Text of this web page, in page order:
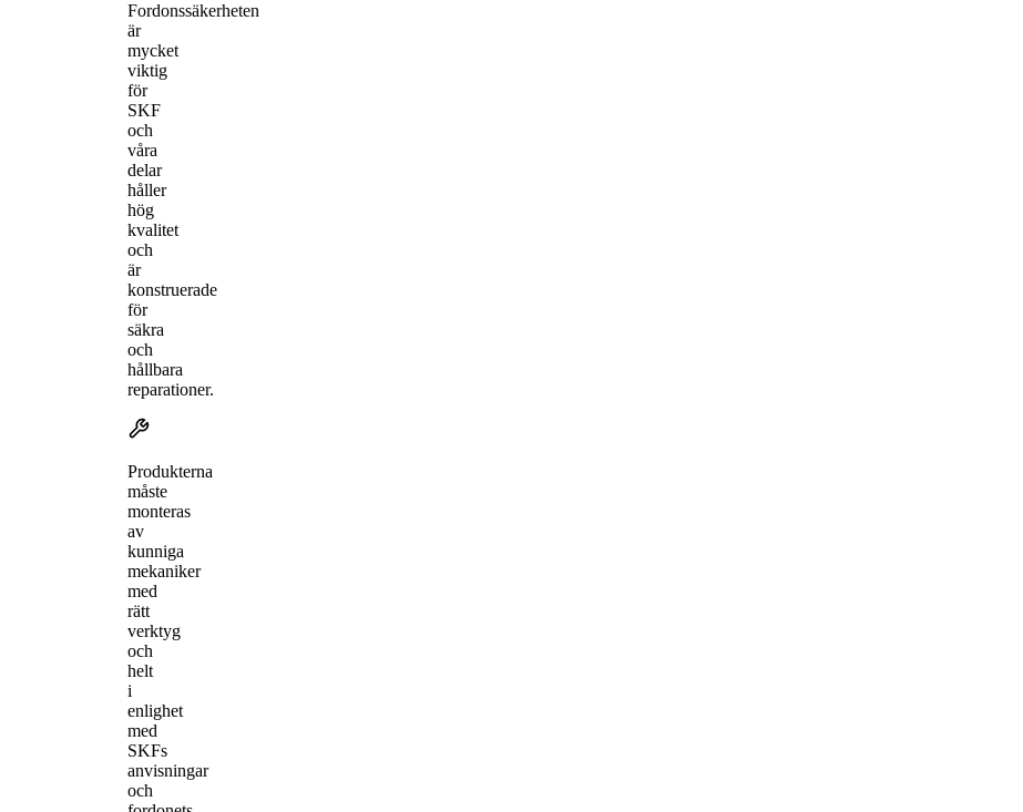
Fordonssäkerheten
är
mycket
viktig
för
SKF
och
våra
delar
håller
hög
kvalitet
och
är
konstruerade
för
säkra
och
hållbara
reparationer.
Produkterna
måste
monteras
av
kunniga
mekaniker
med
rätt
verktyg
och
helt
i
enlighet
med
SKFs
anvisningar
och